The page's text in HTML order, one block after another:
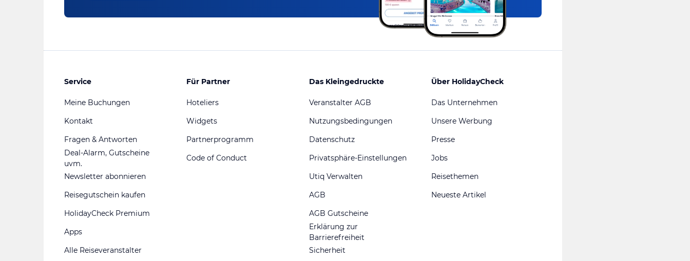
Service
Meine Buchungen
Kontakt
Fragen & Antworten
Deal-Alarm, Gutscheine
uvm.
Newsletter abonnieren
Reisegutschein kaufen
HolidayCheck Premium
Apps
Alle Reiseveranstalter
Für Partner
Hoteliers
Widgets
Partnerprogramm
Code of Conduct
Das Kleingedruckte
Veranstalter AGB
Nutzungsbedingungen
Datenschutz
Privatsphäre-Einstellungen
Utiq Verwalten
AGB
AGB Gutscheine
Erklärung zur
Barrierefreiheit
Sicherheit
Über HolidayCheck
Das Unternehmen
Unsere Werbung
Presse
Jobs
Reisethemen
Neueste Artikel